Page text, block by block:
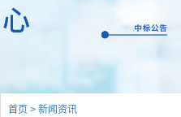
首页 > 新闻资讯